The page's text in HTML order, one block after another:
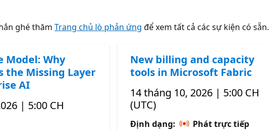
ghé thămTrang chủ lò phản ứng để xem tất cả các sự kiện có sẵn.
Model: Why
the Missing Layer
AI
| 5:00 CH
New billing and capacity
tools in Microsoft Fabric
14 tháng 10, 2026 | 5:00 CH
(UTC)
Định dạng:
Phát trực tiếp